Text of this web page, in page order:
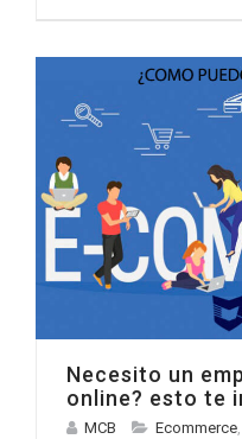
Necesito un
online? esto te
MCB Ecommerce,